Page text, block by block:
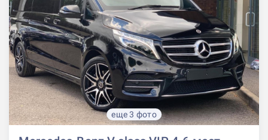
еще 3 фото